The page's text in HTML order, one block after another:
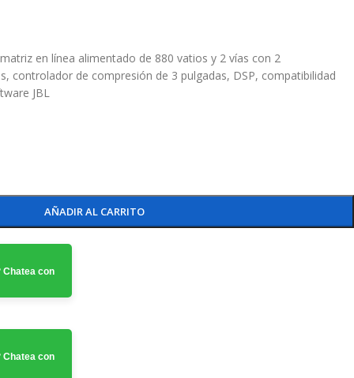
en línea alimentado de 880 vatios y 2 vías con 2
controlador de compresión de 3 pulgadas, DSP, compatibilidad
JBL
AÑADIR AL CARRITO
Chatea con
Chatea con